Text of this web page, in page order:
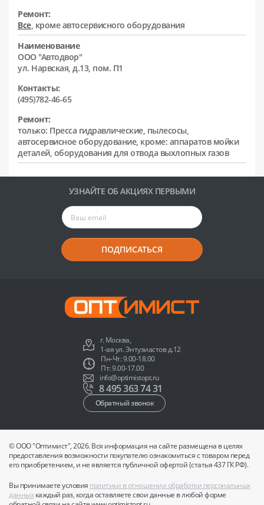
Ремонт:
Все, кроме автосервисного оборудования
Наименование
ООО "Автодвор"
ул. Нарвская, д.13, пом. П1
Контакты:
(495)782-46-65
Ремонт:
только: Пресса гидравлические, пылесосы,
автосервисное оборудование, кроме: аппаратов мойки
деталей, оборудования для отвода выхлопных газов
УЗНАЙТЕ ОБ АКЦИЯХ ПЕРВЫМИ
ПОДПИСАТЬСЯ
г. Москва,
1-ая ул. Энтузиастов д.12
Пн-Чт: 9.00-18.00
Пт: 9.00-17.00
info@optimistopt.ru
8 495 363 74 31
Обратный звонок
© ООО "Оптимист", 2026. Вся информация на сайте размещена в целях
предоставления возможности покупателю ознакомиться с товаром перед
его приобретением, и не является публичной офертой (статья 437 ГК РФ).
Вы принимаете условия политики в отношении обработки персональных
данныхкаждый раз, когда оставляете свои данные в любой форме